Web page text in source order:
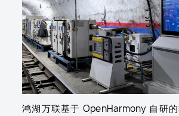
鸿湖万联基于 OpenHarmony 自研